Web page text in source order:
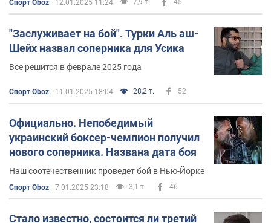
Спорт Oboz 12.01.2025 11:24 7,9 т. 45
"Заслуживает на бой". Турки Аль аш-
Шейх назвал соперника для Усика
Все решится в феврале 2025 года
Спорт Oboz 11.01.2025 18:04 28,2 т. 52
Официально. Непобедимый
украинский боксер-чемпион получил
нового соперника. Названа дата боя
Наш соотечественник проведет бой в Нью-Йорке
Спорт Oboz 7.01.2025 23:18 3,1 т. 46
Стало известно, состоится ли третий